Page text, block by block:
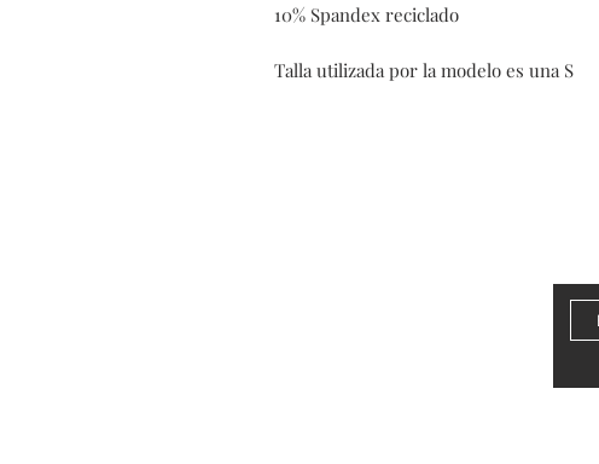
10% Spandex reciclado
Talla utilizada por la modelo es una S